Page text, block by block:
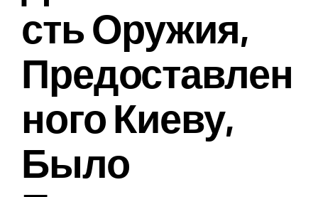
Сть Оружия,
Предоставлен
Ного Киеву,
Было